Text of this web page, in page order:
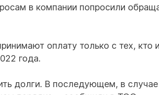
в компании попросили
оплату только с тех, кто
года.
долги. В последующем, в случае